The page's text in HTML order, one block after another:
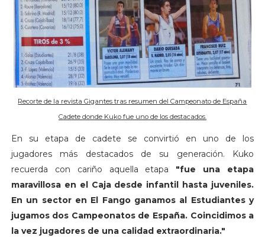
Recorte de la revista Gigantes tras resumen del Campeonato de España
Cadete donde Kuko fue uno de los destacados.
En su etapa de cadete se convirtió en uno de los
jugadores más destacados de su generación. Kuko
recuerda con cariño aquella etapa "fue una etapa
maravillosa en el Caja desde infantil hasta juveniles.
En un sector en El Fango ganamos al Estudiantes y
jugamos dos Campeonatos de España. Coincidimos a
la vez jugadores de una calidad extraordinaria."